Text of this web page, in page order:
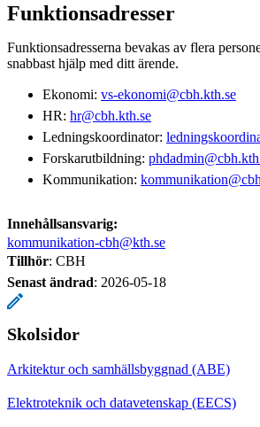
Funktionsadresser
Funktionsadresserna bevakas av flera
snabbast hjälp med ditt ärende.
Ekonomi: vs-ekonomi@cbh.kth.se
HR: hr@cbh.kth.se
Ledningskoordinator:
Forskarutbildning:
Kommunikation:
Innehållsansvarig:
kommunikation-cbh@kth.se
Tillhör: CBH
Senast ändrad: 2026-05-18
Skolsidor
Arkitektur och samhällsbyggnad (ABE)
Elektroteknik och datavetenskap (EECS)